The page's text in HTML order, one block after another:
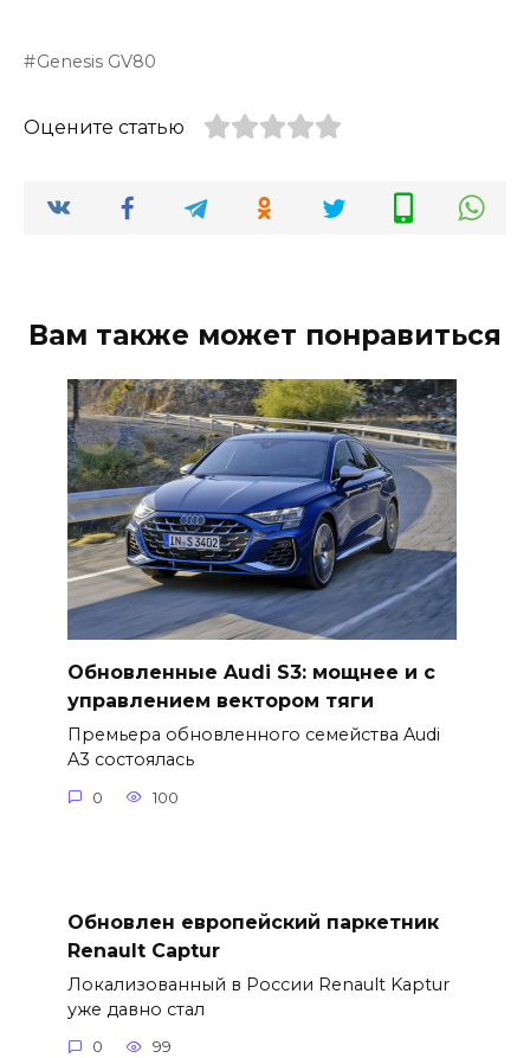
Genesis GV80
Оцените статью
Вам также может понравиться
Обновленные Audi S3: мощнее и с
управлением вектором тяги
Премьера обновленного семейства Audi
A3 состоялась
0 100
Обновлен европейский паркетник
Renault Captur
Локализованный в России Renault Kaptur
уже давно стал
0 99